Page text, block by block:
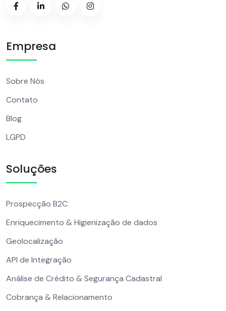
Empresa
Sobre Nós
Contato
Blog
LGPD
Soluções
Prospecção B2C
Enriquecimento & Higienização de dados
Geolocalização
API de Integração
Análise de Crédito & Segurança Cadastral
Cobrança & Relacionamento